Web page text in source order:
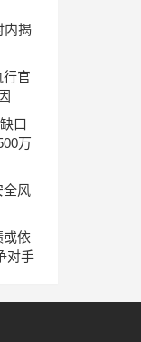
内揭
官
口
万
风
或依
对手